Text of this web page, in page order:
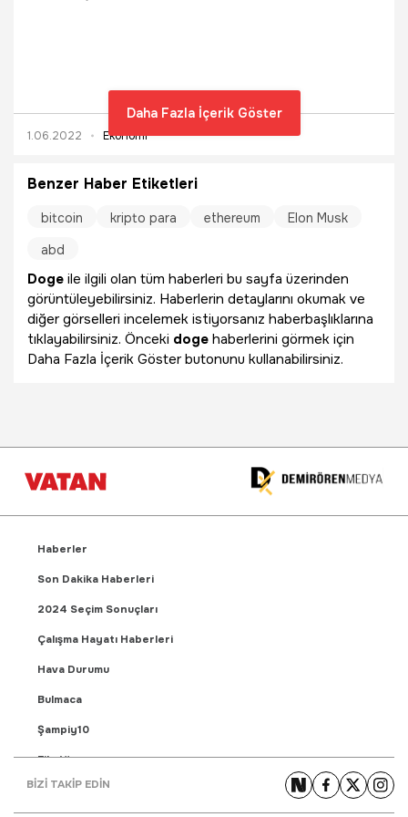
1.06.2022 Ekonomi
Daha Fazla İçerik Göster
Benzer Haber Etiketleri
bitcoin kripto para ethereum
Elon Musk
abd
Doge ile ilgili olan tüm haberleri bu sayfa üzerinden
görüntüleyebilirsiniz. Haberlerin detaylarını okumak ve
diğer görselleri incelemek istiyorsanız haberbaşlıklarına
tıklayabilirsiniz. Önceki doge haberlerini görmek için
Daha Fazla İçerik Göster butonunu kullanabilirsiniz.
Haberler
Son Dakika Haberleri
2024 Seçim Sonuçları
Çalışma Hayatı Haberleri
Hava Durumu
Bulmaca
Şampiy10
Fikstür
Puan Durumu
BİZİ TAKİP EDİN